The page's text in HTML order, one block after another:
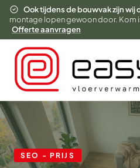
Ook tijdens de bouwvak zijn wij
montage lopen gewoon door. Kom
Offerte aanvragen
SEO - PRIJS